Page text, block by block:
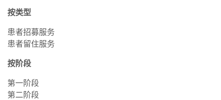
按类型
患者招募服务
患者留住服务
按阶段
第一阶段
第二阶段